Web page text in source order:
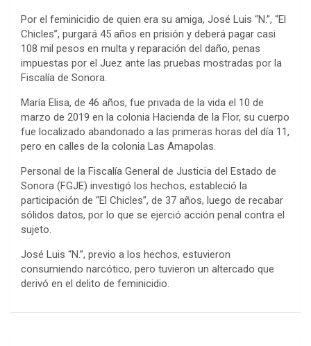
Por el feminicidio de quien era su amiga, José Luis “N.”, “El
Chicles”, purgará 45 años en prisión y deberá pagar casi
108 mil pesos en multa y reparación del daño, penas
impuestas por el Juez ante las pruebas mostradas por la
Fiscalía de Sonora.
María Elisa, de 46 años, fue privada de la vida el 10 de
marzo de 2019 en la colonia Hacienda de la Flor, su cuerpo
fue localizado abandonado a las primeras horas del día 11,
pero en calles de la colonia Las Amapolas.
Personal de la Fiscalía General de Justicia del Estado de
Sonora (FGJE) investigó los hechos, estableció la
participación de “El Chicles”, de 37 años, luego de recabar
sólidos datos, por lo que se ejerció acción penal contra el
sujeto.
José Luis “N.”, previo a los hechos, estuvieron
consumiendo narcótico, pero tuvieron un altercado que
derivó en el delito de feminicidio.